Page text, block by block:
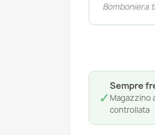
Bomboniera
✓
Sempre
Magazzino
controllata